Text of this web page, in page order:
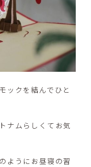
ックを結んでひと
ナムらしくてお気
ようにお昼寝の習